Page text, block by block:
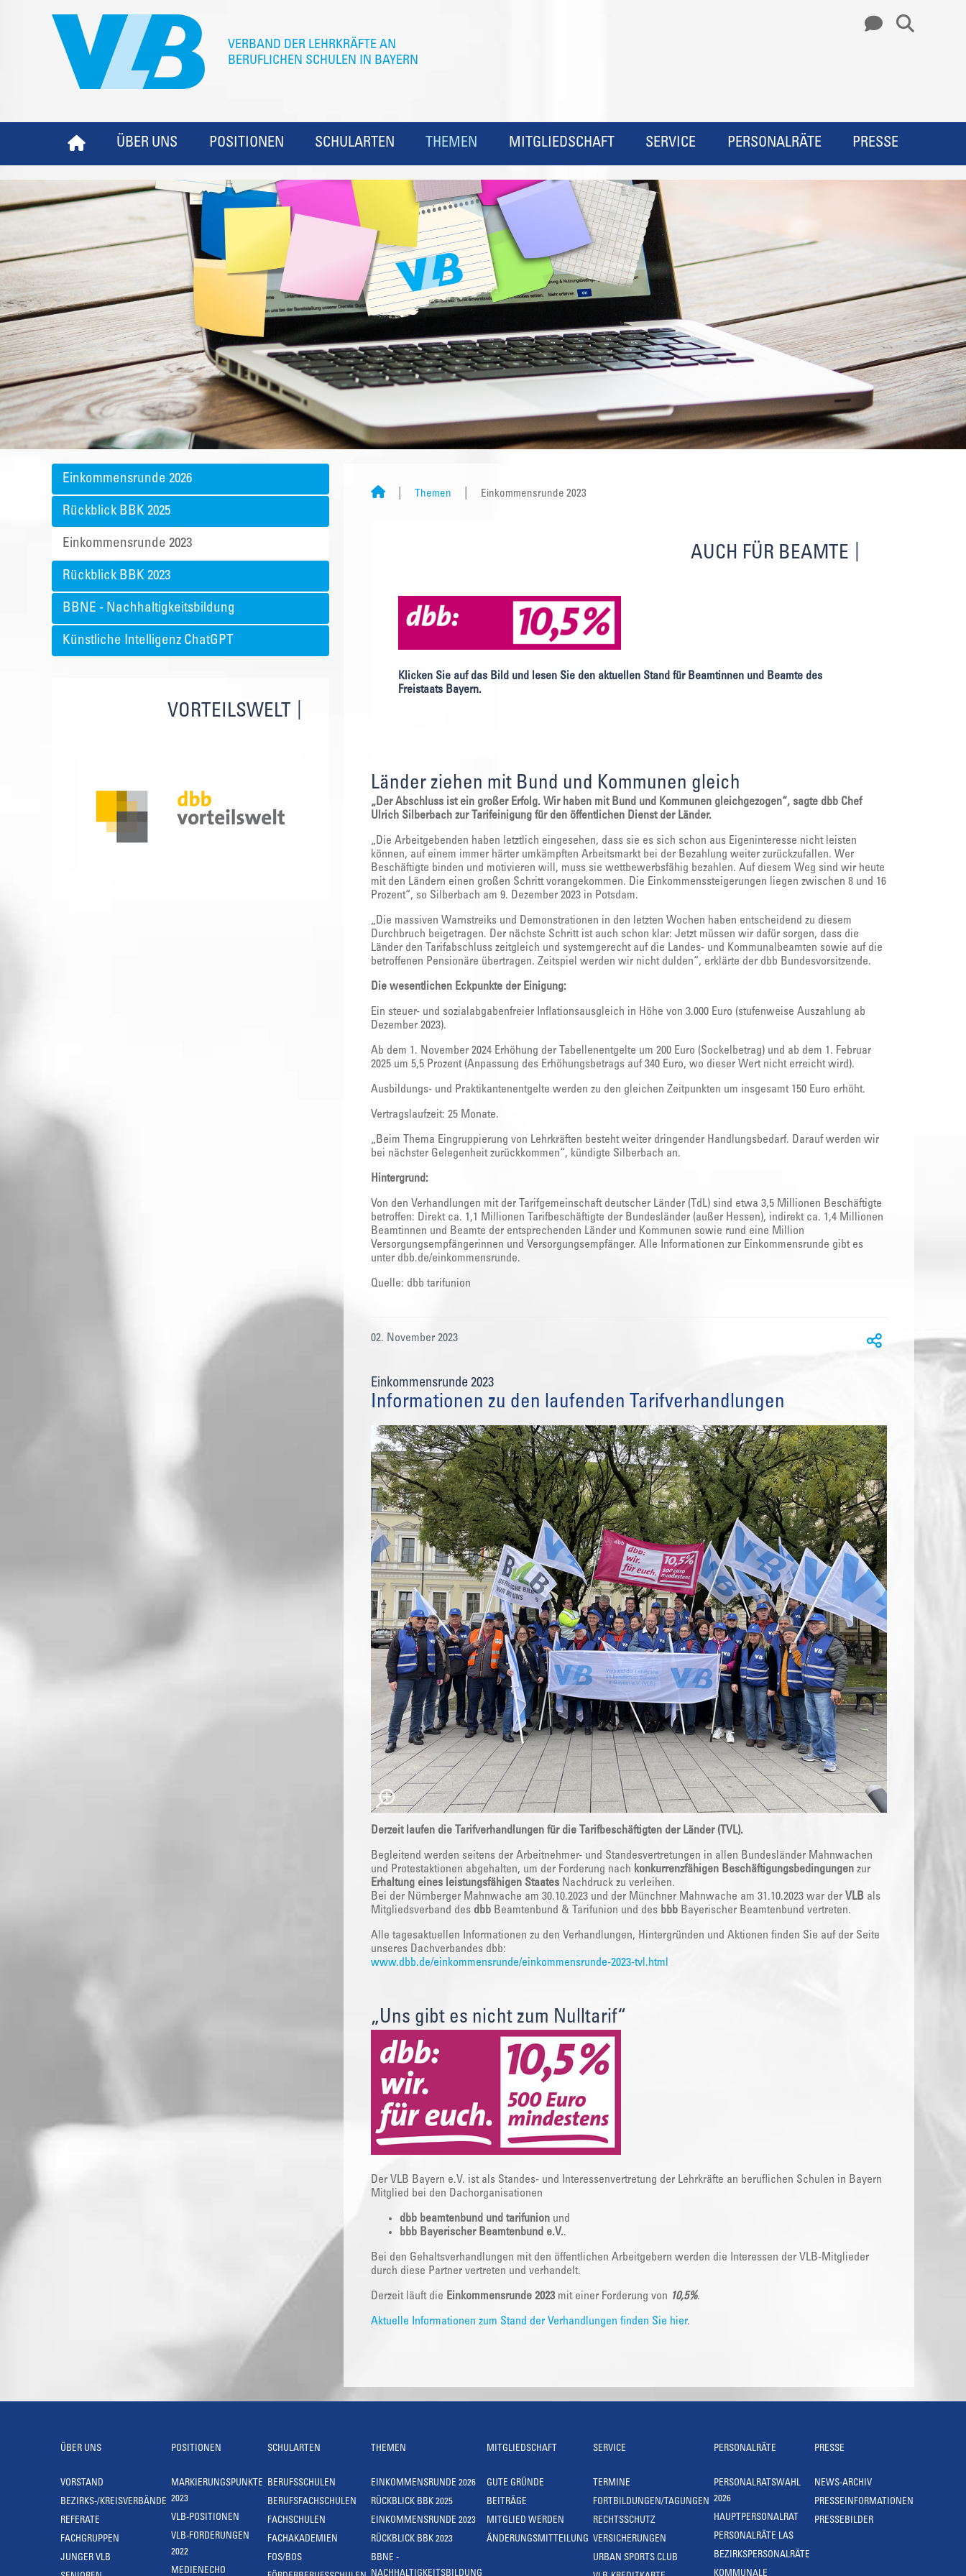
ÜBER UNS POSITIONEN SCHULARTEN THEMEN MITGLIEDSCHAFT SERVICE PERSONALRÄTE PRESSE
Einkommensrunde 2026
Rückblick BBK 2025
Einkommensrunde 2023
Rückblick BBK 2023
BBNE - Nachhaltigkeitsbildung
Künstliche Intelligenz ChatGPT
VORTEILSWELT
Themen Einkommensrunde 2023
AUCH FÜR BEAMTE
Klicken Sie auf das Bild und lesen Sie den aktuellen Stand für Beamtinnen und Beamte des
Freistaats Bayern.
Länder ziehen mit Bund und Kommunen gleich
„Der Abschluss ist ein großer Erfolg. Wir haben mit Bund und Kommunen gleichgezogen“, sagte dbb Chef
Ulrich Silberbach zur Tarifeinigung für den öffentlichen Dienst der Länder.
„Die Arbeitgebenden haben letztlich eingesehen, dass sie es sich schon aus Eigeninteresse nicht leisten
können, auf einem immer härter umkämpften Arbeitsmarkt bei der Bezahlung weiter zurückzufallen. Wer
Beschäftigte binden und motivieren will, muss sie wettbewerbsfähig bezahlen. Auf diesem Weg sind wir heute
mit den Ländern einen großen Schritt vorangekommen. Die Einkommenssteigerungen liegen zwischen 8 und 16
Prozent“, so Silberbach am 9. Dezember 2023 in Potsdam.
„Die massiven Warnstreiks und Demonstrationen in den letzten Wochen haben entscheidend zu diesem
Durchbruch beigetragen. Der nächste Schritt ist auch schon klar: Jetzt müssen wir dafür sorgen, dass die
Länder den Tarifabschluss zeitgleich und systemgerecht auf die Landes- und Kommunalbeamten sowie auf die
betroffenen Pensionäre übertragen. Zeitspiel werden wir nicht dulden“, erklärte der dbb Bundesvorsitzende.
Die wesentlichen Eckpunkte der Einigung:
Ein steuer- und sozialabgabenfreier Inflationsausgleich in Höhe von 3.000 Euro (stufenweise Auszahlung ab
Dezember 2023).
Ab dem 1. November 2024 Erhöhung der Tabellenentgelte um 200 Euro (Sockelbetrag) und ab dem 1. Februar
2025 um 5,5 Prozent (Anpassung des Erhöhungsbetrags auf 340 Euro, wo dieser Wert nicht erreicht wird).
Ausbildungs- und Praktikantenentgelte werden zu den gleichen Zeitpunkten um insgesamt 150 Euro erhöht.
Vertragslaufzeit: 25 Monate.
„Beim Thema Eingruppierung von Lehrkräften besteht weiter dringender Handlungsbedarf. Darauf werden wir
bei nächster Gelegenheit zurückkommen“, kündigte Silberbach an.
Hintergrund:
Von den Verhandlungen mit der Tarifgemeinschaft deutscher Länder (TdL) sind etwa 3,5 Millionen Beschäftigte
betroffen: Direkt ca. 1,1 Millionen Tarifbeschäftigte der Bundesländer (außer Hessen), indirekt ca. 1,4 Millionen
Beamtinnen und Beamte der entsprechenden Länder und Kommunen sowie rund eine Million
Versorgungsempfängerinnen und Versorgungsempfänger. Alle Informationen zur Einkommensrunde gibt es
unter dbb.de/einkommensrunde.
Quelle: dbb tarifunion
02. November 2023
Einkommensrunde 2023
Informationen zu den laufenden Tarifverhandlungen
Derzeit laufen die Tarifverhandlungen für die Tarifbeschäftigten der Länder (TVL).
Begleitend werden seitens der Arbeitnehmer- und Standesvertretungen in allen Bundesländer Mahnwachen
und Protestaktionen abgehalten, um der Forderung nach konkurrenzfähigen Beschäftigungsbedingungen zur
Erhaltung eines leistungsfähigen Staates Nachdruck zu verleihen.
Bei der Nürnberger Mahnwache am 30.10.2023 und der Münchner Mahnwache am 31.10.2023 war der VLB als
Mitgliedsverband des dbb Beamtenbund & Tarifunion und des bbb Bayerischer Beamtenbund vertreten.
Alle tagesaktuellen Informationen zu den Verhandlungen, Hintergründen und Aktionen finden Sie auf der Seite
unseres Dachverbandes dbb:
www.dbb.de/einkommensrunde/einkommensrunde-2023-tvl.html
„Uns gibt es nicht zum Nulltarif“
Der VLB Bayern e.V. ist als Standes- und Interessenvertretung der Lehrkräfte an beruflichen Schulen in Bayern
Mitglied bei den Dachorganisationen
dbb beamtenbund und tarifunion und
bbb Bayerischer Beamtenbund e.V..
Bei den Gehaltsverhandlungen mit den öffentlichen Arbeitgebern werden die Interessen der VLB-Mitglieder
durch diese Partner vertreten und verhandelt.
Derzeit läuft die Einkommensrunde 2023mit einer Forderung von 10,5%.
Aktuelle Informationen zum Stand der Verhandlungen finden Sie hier.
ÜBER UNS
VORSTAND
BEZIRKS-/KREISVERBÄNDE
REFERATE
FACHGRUPPEN
JUNGER VLB
POSITIONEN
MARKIERUNGSPUNKTE
2023
VLB-POSITIONEN
VLB-FORDERUNGEN
2022
MEDIENECHO
SCHULARTEN
BERUFSSCHULEN
BERUFSFACHSCHULEN
FACHSCHULEN
FACHAKADEMIEN
FOS/BOS
THEMEN
EINKOMMENSRUNDE 2026
RÜCKBLICK BBK 2025
EINKOMMENSRUNDE 2023
RÜCKBLICK BBK 2023
BBNE -
MITGLIEDSCHAFT
GUTE GRÜNDE
BEITRÄGE
MITGLIED WERDEN
ÄNDERUNGSMITTEILUNG
SERVICE
TERMINE
FORTBILDUNGEN/TAGUNGEN
RECHTSSCHUTZ
VERSICHERUNGEN
URBAN SPORTS CLUB
PERSONALRÄTE
PERSONALRATSWAHL
2026
HAUPTPERSONALRAT
PERSONALRÄTE LAS
BEZIRKSPERSONALRÄTE
PRESSE
NEWS-ARCHIV
PRESSEINFORMATIONEN
PRESSEBILDER